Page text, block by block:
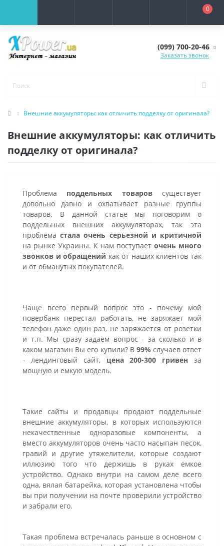
0
(099) 700-20-46
Заказать звонок
Внешние аккумуляторы: как отличить подделку от оригинала?
Внешние аккумуляторы: как отличить
подделку от оригинала?
Проблема поддельных товаровсуществует
довольно давно и охватывает разные группы
товаров. В данной статье мы поговорим о
поддельных внешних аккумуляторах, так эта
проблемастала очень серьезной и критичной
на рынке Украины. К нам поступает очень много
звонков и обращений как от наших клиентов так
и от обманутых покупателей.
Чаще всего первый вопрос это - почему мой
повербанк перестал работать, не заряжает мой
телефон даже один раз, не заряжается от розетки
и т.п. Мы сразу задаем вопрос - за сколько и в
каком магазин Вы его купили? В99% случаев ответ
- лендинговый сайт, цена 200-300 гривен за
мощную и емкую модель.
Такие сайты и продавцы продают поддельные
внешние аккумуляторы, в которых используются
некачественные одноразовые компоненты, а
вместо аккумуляторов очень часто насыпан песок,
гравий и другие утяжелители, которые создают
иллюзию того что держишь в руках емкое
устройство. Однако внутри на самом деле всего
одна, вялая батарейка, которая установлена чтобы
вы при получении на почте проверили устройство
и забрали его.
Такая проблема встречалась раньше в основном с